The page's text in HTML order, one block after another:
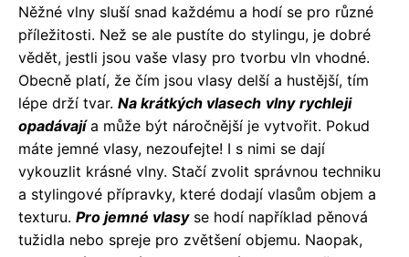
Něžné vlny sluší snad každému a hodí se pro různé
příležitosti. Než se ale pustíte do stylingu, je dobré
vědět, jestli jsou vaše vlasy pro tvorbu vln vhodné.
Obecně platí, že čím jsou vlasy delší a hustější, tím
lépe drží tvar. Na krátkých vlasech vlny rychleji
opadávajía může být náročnější je vytvořit. Pokud
máte jemné vlasy, nezoufejte! I s nimi se dají
vykouzlit krásné vlny. Stačí zvolit správnou techniku
a stylingové přípravky, které dodají vlasům objem a
texturu. Pro jemné vlasyse hodí například pěnová
tužidla nebo spreje pro zvětšení objemu. Naopak,